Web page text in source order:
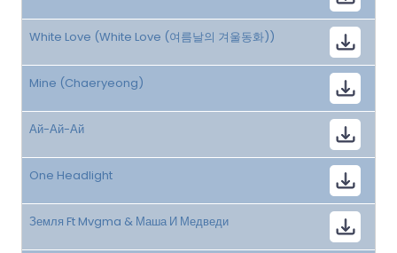
White Love (White Love (여름날의 겨울동화))
Mine (Chaeryeong)
Ай-Ай-Ай
One Headlight
Земля Ft Mvgma & Маша И Медведи